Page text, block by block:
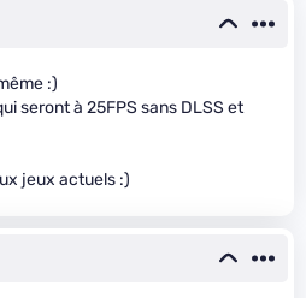
:)
seront à 25FPS sans DLSS et
jeux actuels :)